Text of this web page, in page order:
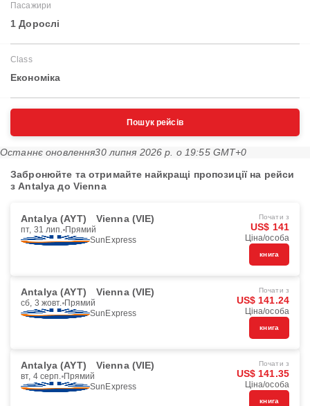
Пасажири
1 Дорослі
Class
Економіка
Пошук рейсів
Останнє оновлення30 липня 2026 р. о 19:55 GMT+0
Забронюйте та отримайте найкращі пропозиції на рейси
з Antalya до Vienna
Antalya (AYT) Vienna (VIE)
пт, 31 лип. Прямий
SunExpress
Почати з
US$ 141
Ціна/особа
книга
Antalya (AYT) Vienna (VIE)
сб, 3 жовт. Прямий
SunExpress
Почати з
US$ 141.24
Ціна/особа
книга
Antalya (AYT) Vienna (VIE)
вт, 4 серп. Прямий
SunExpress
Почати з
US$ 141.35
Ціна/особа
книга